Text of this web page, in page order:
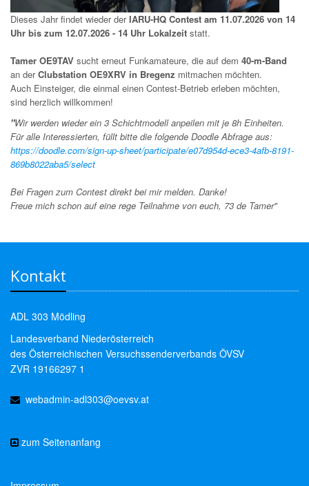
Dieses Jahr findet wieder derIARU-HQ Contest am 11.07.2026 von 14
Uhr bis zum 12.07.2026 - 14 Uhr Lokalzeit statt.
Tamer OE9TAV sucht erneut Funkamateure, die auf dem 40-m-Band
an derClubstation OE9XRV in Bregenz mitmachen möchten.
Auch Einsteiger, die einmal einen Contest-Betrieb erleben möchten,
sind herzlich willkommen!
"Wir werden wieder ein 3 Schichtmodell anpeilen mit je 8h Einheiten.
Für alle Interessierten, füllt bitte die folgende Doodle Abfrage aus:
https://doodle.com/sign-up-sheet/participate/e07d954d-ece3-4afb-8191-
869b8022aba5/select
Bei Fragen zum Contest direkt bei mir melden. Danke!
Freue mich schon auf eine rege Teilnahme von euch, 73 de Tamer"
Kontakt
ADL 303 Mödling
Landesverband Niederösterreich
des Österreichischen Versuchssenderverbands ÖVSV
ZVR 19166297 1
webadmin-adl303@oevsv.at
zum Seitenanfang